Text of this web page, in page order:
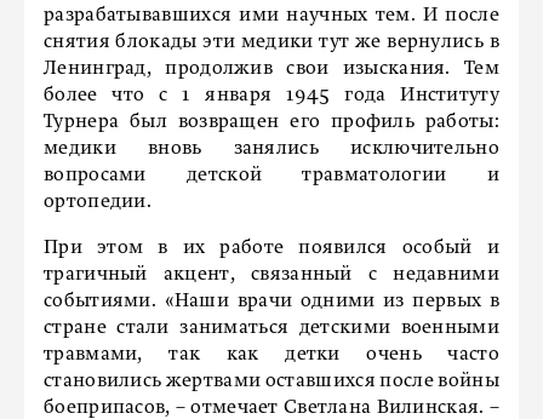
разрабатывавшихся ими научных тем. И после
снятия блокады эти медики тут же вернулись в
Ленинград, продолжив свои изыскания. Тем
более что с 1 января 1945 года Институту
Турнера был возвращен его профиль работы:
медики вновь занялись исключительно
вопросами детской травматологии и
ортопедии.
При этом в их работе появился особый и
трагичный акцент, связанный с недавними
событиями. «Наши врачи одними из первых в
стране стали заниматься детскими военными
травмами, так как детки очень часто
становились жертвами оставшихся после войны
боеприпасов, – отмечает Светлана Вилинская. –